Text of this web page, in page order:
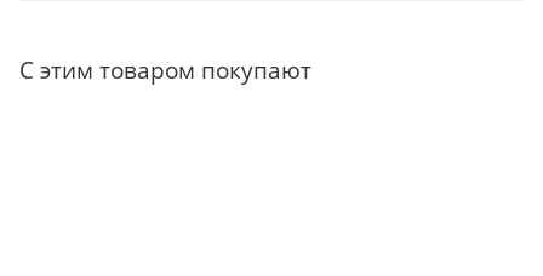
С этим товаром покупают